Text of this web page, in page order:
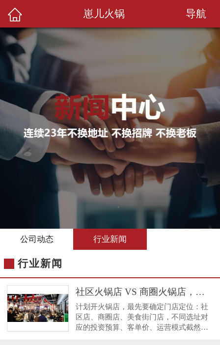
导航
崽儿火锅
公司动态 行业新闻
行业新闻
社区火锅店 VS 商圈火锅店，新手创业该如何选择门店定位？
计划开火锅店，最先要确定门店定位：社
区店、商圈店、美食街门店，不同选址对
应的投资预算、客单价、运营模式截然不